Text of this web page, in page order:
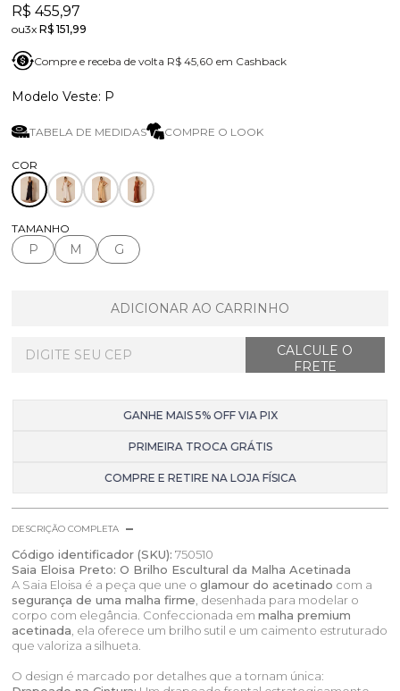
R$ 455,97
3xR$ 151,99
Compre e receba de volta R$ 45,60 em Cashback
P
TABELA DE MEDIDAS COMPRE O LOOK
TAMANHO
P M G
ADICIONAR AO CARRINHO
GANHE MAIS 5% OFF VIA PIX
PRIMEIRA TROCA GRÁTIS
COMPRE E RETIRE NA LOJA FÍSICA
DESCRIÇÃO COMPLETA
Código identificador (SKU): 750510
Saia Eloisa Preto: O Brilho Escultural da Malha Acetinada
A Saia Eloisa é a peça que une oglamour do acetinado com a
segurança de uma malha firme, desenhada para modelar o
corpo com elegância. Confeccionada emmalha premium
acetinada, ela oferece um brilho sutil e um caimento estruturado
que valoriza a silhueta.
O design é marcado por detalhes que a tornam única: